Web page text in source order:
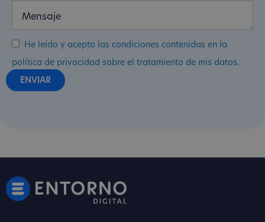
He leído y acepto las condiciones contenidas en la
política de privacidad sobre el tratamiento de mis datos.